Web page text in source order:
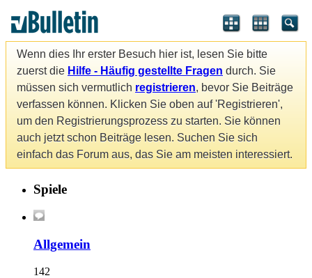
Wenn dies Ihr erster Besuch hier ist, lesen Sie bitte
zuerst die Hilfe - Häufig gestellte Fragen durch. Sie
müssen sich vermutlich registrieren, bevor Sie Beiträge
verfassen können. Klicken Sie oben auf 'Registrieren',
um den Registrierungsprozess zu starten. Sie können
auch jetzt schon Beiträge lesen. Suchen Sie sich
einfach das Forum aus, das Sie am meisten interessiert.
Spiele
Allgemein
142